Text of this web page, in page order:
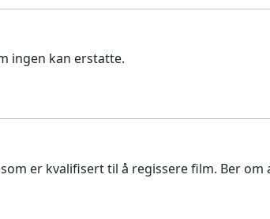
ingen kan erstatte.
er kvalifisert til å regissere film. Ber